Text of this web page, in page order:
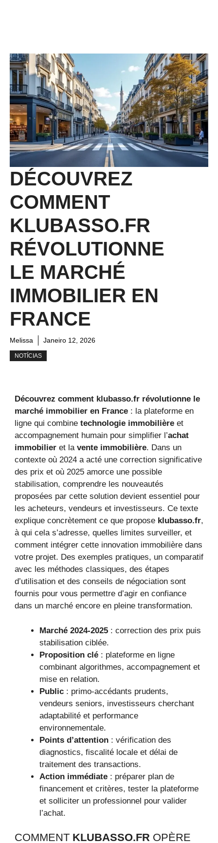
DÉCOUVREZ
COMMENT
KLUBASSO.FR
RÉVOLUTIONNE
LE MARCHÉ
IMMOBILIER EN
FRANCE
Melissa Janeiro 12, 2026
NOTÍCIAS
Découvrez comment klubasso.fr révolutionne le
marché immobilier en France : la plateforme en
ligne qui combine technologie immobilière et
accompagnement humain pour simplifier l’achat
immobilier et la vente immobilière. Dans un
contexte où 2024 a acté une correction significative
des prix et où 2025 amorce une possible
stabilisation, comprendre les nouveautés
proposées par cette solution devient essentiel pour
les acheteurs, vendeurs et investisseurs. Ce texte
explique concrètement ce que propose klubasso.fr,
à qui cela s’adresse, quelles limites surveiller, et
comment intégrer cette innovation immobilière dans
votre projet. Des exemples pratiques, un comparatif
avec les méthodes classiques, des étapes
d’utilisation et des conseils de négociation sont
fournis pour vous permettre d’agir en confiance
dans un marché encore en pleine transformation.
Marché 2024-2025 : correction des prix puis
stabilisation ciblée.
Proposition clé : plateforme en ligne
combinant algorithmes, accompagnement et
mise en relation.
Public : primo-accédants prudents,
vendeurs seniors, investisseurs cherchant
adaptabilité et performance
environnementale.
Points d’attention : vérification des
diagnostics, fiscalité locale et délai de
traitement des transactions.
Action immédiate : préparer plan de
financement et critères, tester la plateforme
et solliciter un professionnel pour valider
l’achat.
COMMENT KLUBASSO.FR OPÈRE